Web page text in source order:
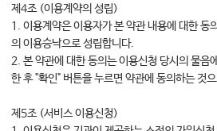
제4조 (이용계약의 성립)
1. 이용계약은 이용자가 본 약관 내용에 대한 동
의 이용승낙으로 성립합니다.
2. 본 약관에 대한 동의는 이용신청 당시의 물음
한 후 "확인" 버튼을 누르면 약관에 동의하는 것
제5조 (서비스 이용신청)